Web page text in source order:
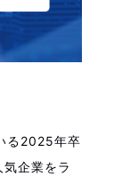
る2025年卒
企業をラ